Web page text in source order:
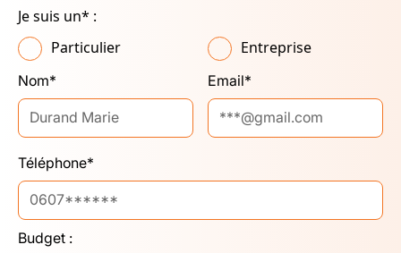
Je suis un* :
Particulier
Nom*
Entreprise
Email*
Téléphone*
Budget :